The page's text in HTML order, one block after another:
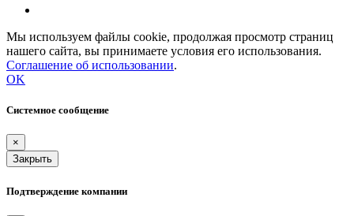
Мы используем файлы cookie, продолжая просмотр страниц
нашего сайта, вы принимаете условия его использования.
Соглашение об использовании.
OK
Системное сообщение
×
Закрыть
Подтверждение компании